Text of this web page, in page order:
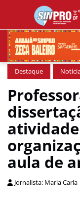
Destaque
aula de
Jornalista: Maria Carla